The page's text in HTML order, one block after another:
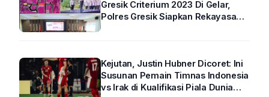
Gresik Criterium 2023 Di Gelar,
Polres Gresik Siapkan Rekayasa
Kejutan, Justin Hubner Dicoret: Ini
Susunan Pemain Timnas Indonesia
vs Irak di Kualifikasi Piala Dunia